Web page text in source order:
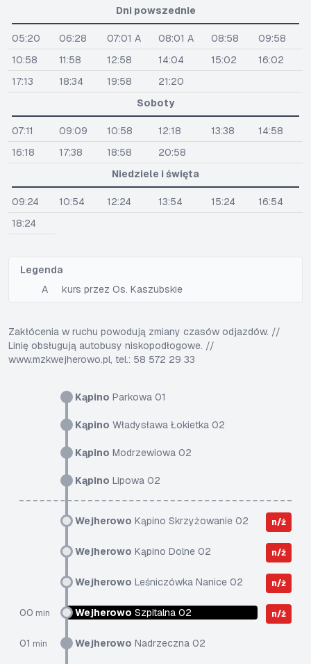
Kąpino Parkowa 01
Kąpino Władysława Łokietka 02
Kąpino Modrzewiowa 02
Kąpino Lipowa 02
Wejherowo Kąpino Skrzyżowanie 02 n/ż
Wejherowo Kąpino Dolne 02 n/ż
Wejherowo Leśniczówka Nanice 02 n/ż
00 min Wejherowo Szpitalna 02 n/ż
01 min Wejherowo Nadrzeczna 02
Dni powszednie
05:20 06:28 07:01 A 08:01 A 08:58
09:58
10:58
11:58 12:58 14:04 15:02
16:02
17:13
18:34 19:58
21:20
Soboty
07:11 09:09 10:58 12:18 13:38
14:58
16:18
17:38 18:58
20:58
Niedziele i święta
09:24 10:54 12:24 13:54 15:24
16:54
18:24
Legenda
A
kurs przez Os. Kaszubskie
Zakłócenia w ruchu powodują zmiany czasów odjazdów. //
Linię obsługują autobusy niskopodłogowe. //
www.mzkwejherowo.pl, tel.: 58 572 29 33